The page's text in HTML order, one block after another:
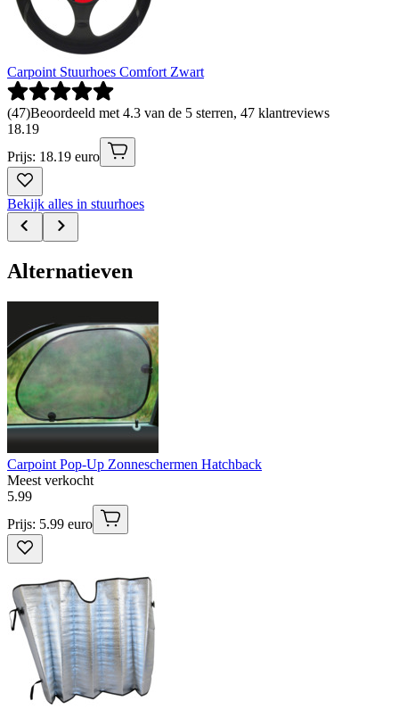
Carpoint Stuurhoes Comfort Zwart
(47)Beoordeeld met 4.3 van de 5 sterren, 47 klantreviews
18.19
Prijs: 18.19 euro
Bekijk alles in stuurhoes
Alternatieven
Carpoint Pop-Up Zonneschermen Hatchback
Meest verkocht
5.99
Prijs: 5.99 euro